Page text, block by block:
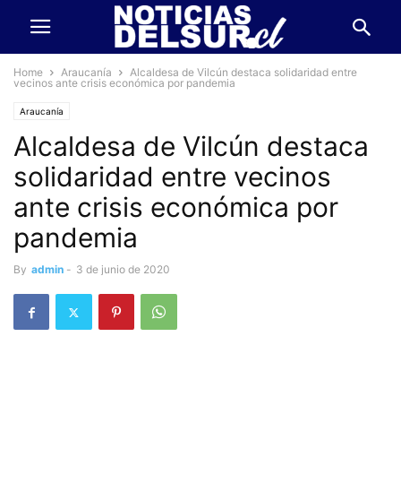
Home Araucanía
Alcaldesa de Vilcún destaca solidaridad entre
vecinos ante crisis económica por pandemia
Araucanía
Alcaldesa de Vilcún destaca
solidaridad entre vecinos
ante crisis económica por
pandemia
By admin - 3 de junio de 2020